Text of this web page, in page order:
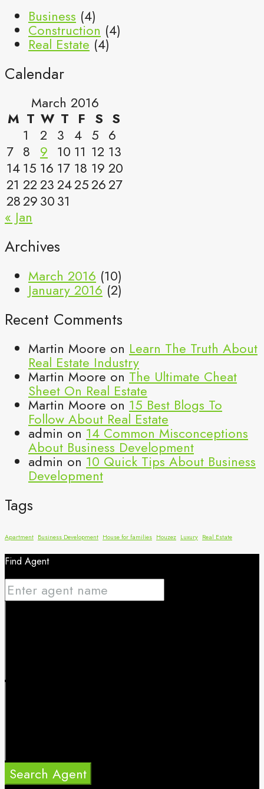
Business (4)
Construction (4)
Real Estate (4)
Calendar
March 2016
M T W T F S S
1
2 3 4 5 6
7 8 9 10 11 12 13
1415 16 17 18 19 20
21 222324252627
28293031
« Jan
Archives
March 2016 (10)
January 2016(2)
Recent Comments
Martin Moore on Learn The Truth About
Real Estate Industry
Martin Moore on The Ultimate Cheat
Sheet On Real Estate
Martin Moore on 15 Best Blogs To
Follow About Real Estate
admin on 14 Common Misconceptions
About Business Development
admin on 10 Quick Tips About Business
Development
Tags
Apartment Business Development House for families Houzez Luxury Real Estate
Find Agent
Search Agent